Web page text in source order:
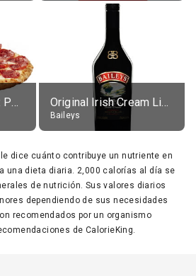
Hand Tossed Crust: Pepperoni Pizza (Large 14") Original Irish Cream Liqueur (17% alc.)
Baileys
le dice cuánto contribuye un nutriente en
una dieta diaria. 2,000 calorías al día se
de nutrición. Sus valores diarios
dependiendo de sus necesidades
recomendados por un organismo
de CalorieKing.